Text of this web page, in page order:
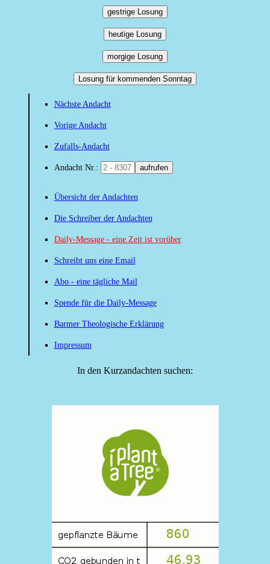
gestrige Losung
heutige Losung
morgige Losung
Losung für kommenden Sonntag
Nächste Andacht
Vorige Andacht
Zufalls-Andacht
Andacht Nr.: aufrufen
Übersicht der Andachten
Die Schreiber der Andachten
Daily-Message - eine Zeit ist vorüber
Schreibt uns eine Email
Abo - eine tägliche Mail
Spende für die Daily-Message
Barmer Theologische Erklärung
Impressum
In den Kurzandachten suchen: